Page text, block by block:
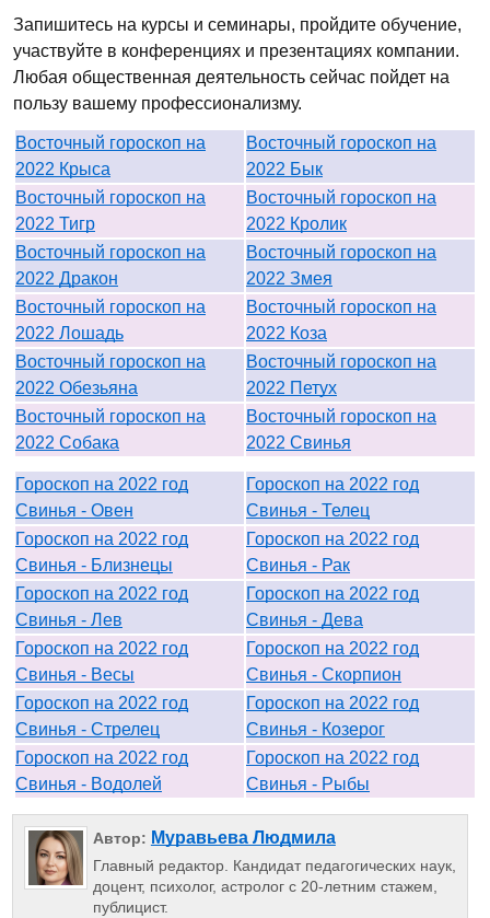
Запишитесь на курсы и семинары, пройдите обучение,
участвуйте в конференциях и презентациях компании.
Любая общественная деятельность сейчас пойдет на
пользу вашему профессионализму.
Восточный гороскоп на
2022 Крыса
Восточный гороскоп на
2022 Бык
Восточный гороскоп на
2022 Тигр
Восточный гороскоп на
2022 Кролик
Восточный гороскоп на
2022 Дракон
Восточный гороскоп на
2022 Змея
Восточный гороскоп на
2022 Лошадь
Восточный гороскоп на
2022 Коза
Восточный гороскоп на
2022 Обезьяна
Восточный гороскоп на
2022 Петух
Восточный гороскоп на
2022 Собака
Восточный гороскоп на
2022 Свинья
Гороскоп на 2022 год
Свинья - Овен
Гороскоп на 2022 год
Свинья - Телец
Гороскоп на 2022 год
Свинья - Близнецы
Гороскоп на 2022 год
Свинья - Рак
Гороскоп на 2022 год
Свинья - Лев
Гороскоп на 2022 год
Свинья - Дева
Гороскоп на 2022 год
Свинья - Весы
Гороскоп на 2022 год
Свинья - Скорпион
Гороскоп на 2022 год
Свинья - Стрелец
Гороскоп на 2022 год
Свинья - Козерог
Гороскоп на 2022 год
Свинья - Водолей
Гороскоп на 2022 год
Свинья - Рыбы
Автор: Муравьева Людмила
Главный редактор. Кандидат педагогических наук,
доцент, психолог, астролог с 20-летним стажем,
публицист.